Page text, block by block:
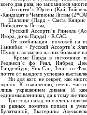
всего два раза, но запомнился
Ассорти’к Юрген (Кай Тойфель
-Кандидат в Чемпионы Литвы
Шиллинг (Пард + Санта Книрис
Победитель Литвы,
Русский Ассорти’к Ринелла
Изора, дочь Парда) - R.САС.
От комбинации, похожей на
Ганнибал + Русский Ассорти’к
Шушу и возлагаю на них большие
Кроме Парда в питомнике
Реджеси’с фо Реал, Инбред
Гинденбург, Чик Сан, Зенит от
почти от каждого успешно
Ни для кого не секрет, как много
щенок. К сожалению, очень
лишь украшением дивана. И
единомышленники, да к тому же
Три года назад мне очень
из разных пометов попали в
Булаткиной, Екатерины